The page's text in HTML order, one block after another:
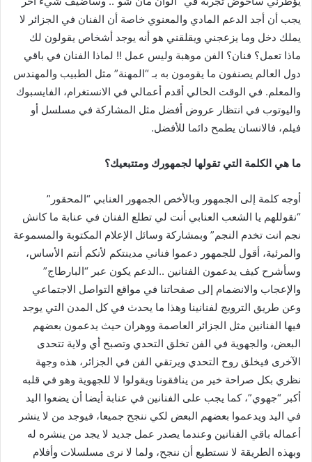
يجب أن أجد الدعم المادي والمعنوي خاصة أن الفنان في الجزائر لا
يملك دخل وما يزعجني ويقلقني هو أنه يوجد أشخاص يقولون لك
ماذا تعمل؟ فنان؟ الفن موهبة وليس عمل !! لماذا الفنان في باقي
دول العالم يصنفون ما يقومون به بـ “المهنة” مثل الطبيب والمهندس
والمعلم. في الوقت الحالي أقدم أعمالي في الانستغرام، الفايسبوك
واليوتوب في انتظار عروض أفضل مثل المشاركة في مسلسل أو
فيلم، فالانسان يطمح دائما للأفضل.
ما هي الكلمة التي تقولها لجمهورك ومتتبعيك؟
أوجه كلمة إلى الجمهور وبالأخص الجمهور العنابي “المحقور”
“نقوللهم يا الشعب العنابي أنت لي تطلع الفنان في عنابة ما كانش
نجم انت تخدم النجم” وبمشاركة وسائل الإعلام المكتوبة والمسموعة
والمرئية، أقول للجمهور دعموا فناني مدينتكم لأنكم أنتم الأساس،
وسأشرح كيف يدعمون الفنانين ..الدعم يكون عبر “البارطاج”
والإعجاب والانضمام إلى صفحاتنا في مواقع التواصل الاجتماعي
وعن طريق الترويج لفنانينا وهذا ما يحدث في كل المدن التي يوجد
فيها الفنانين مثل الجزائر العاصمة ووهران حيث يدعمون بعضهم
البعض، والجهوية في الفن تخلق التحدي وتصبح أي ولاية تتحدى
الآخرى فيخلق روح التحدي ويرتقي الفن في الجزائر، هذه وجهة
نظري بكل صراحة خير من ينافقونا ويقولوا لا للجهوية وهو في قلبه
أكبر “جهوي”، كما يجب على الفنانين في عنابة أيضا أن يضعوا اليد
في اليد ويدعموا بعضهم البعض لكي ننجح جميعا، فيوجد من لا ينشر
أعماله باقي الفنانين وعندما يصدر عمل جديد لا يجد من ينشره له
وبهذه الطريقة لا نستطيع أن ننجح، ولما لا نرى مسلسلات وأفلام